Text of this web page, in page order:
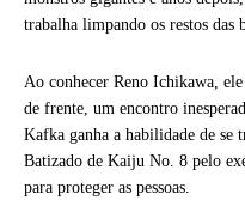
trabalha limpando os restos das
Ao conhecer Reno Ichikawa,
de frente, um encontro
Kafka ganha a habilidade de se
Batizado de Kaiju No. 8 pelo
para proteger as pessoas.